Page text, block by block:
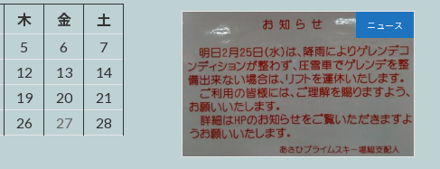
ニュース
木 金
土
5 6
7
12 13
14
19 20
21
26 27 28